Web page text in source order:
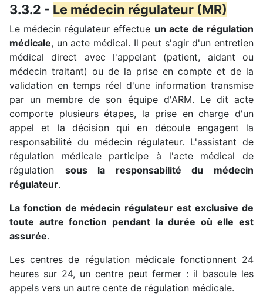
3.3.2 - Le médecin régulateur (MR)
Le médecin régulateur effectue un acte de régulation
médicale, un acte médical. Il peut s'agir d'un entretien
médical direct avec l'appelant (patient, aidant ou
médecin traitant) ou de la prise en compte et de la
validation en temps réel d'une information transmise
par un membre de son équipe d'ARM. Le dit acte
comporte plusieurs étapes, la prise en charge d'un
appel et la décision qui en découle engagent la
responsabilité du médecin régulateur. L'assistant de
régulation médicale participe à l'acte médical de
régulation sous la responsabilité du médecin
régulateur.
La fonction de médecin régulateur est exclusive de
toute autre fonction pendant la durée où elle est
assurée.
Les centres de régulation médicale fonctionnent 24
heures sur 24, un centre peut fermer : il bascule les
appels vers un autre cente de régulation médicale.